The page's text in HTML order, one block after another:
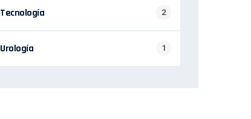
Tecnología 2
Urología 1